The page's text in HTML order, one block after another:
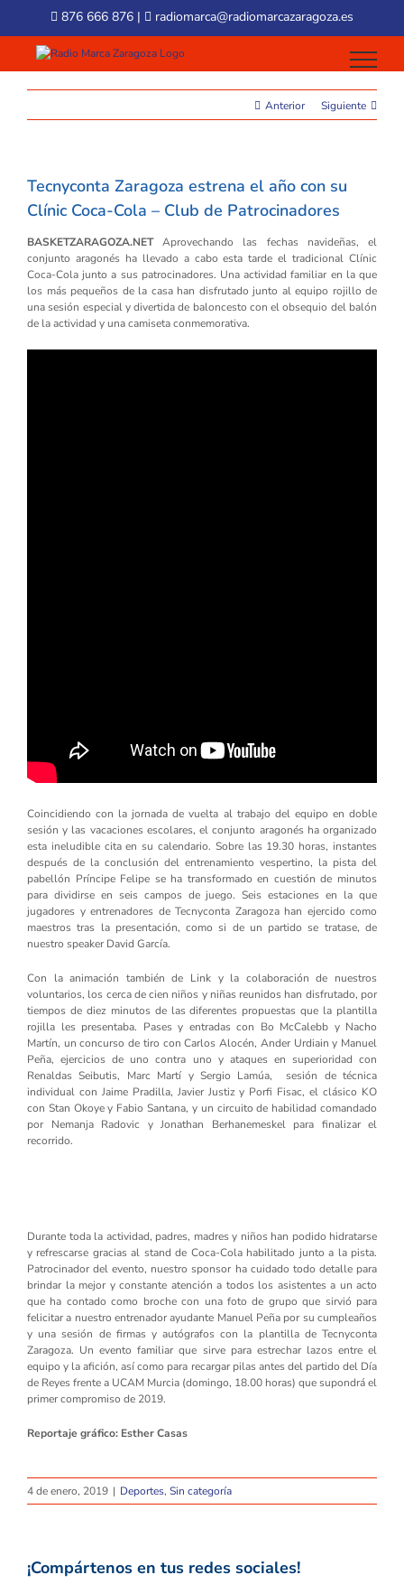
content
876 666 876 | radiomarca@radiomarcazaragoza.es
Anterior Siguiente
Tecnyconta Zaragoza estrena el año con su
Clínic Coca-Cola – Club de Patrocinadores
BASKETZARAGOZA.NETAprovechando las fechas navideñas, el
conjunto aragonés ha llevado a cabo esta tarde el tradicional Clínic
Coca-Cola junto a sus patrocinadores. Una actividad familiar en la que
los más pequeños de la casa han disfrutado junto al equipo rojillo de
una sesión especial y divertida de baloncesto con el obsequio del balón
de la actividad y una camiseta conmemorativa.
Coincidiendo con la jornada de vuelta al trabajo del equipo en doble
sesión y las vacaciones escolares, el conjunto aragonés ha organizado
esta ineludible cita en su calendario. Sobre las 19.30 horas, instantes
después de la conclusión del entrenamiento vespertino, la pista del
pabellón Príncipe Felipe se ha transformado en cuestión de minutos
para dividirse en seis campos de juego. Seis estaciones en la que
jugadores y entrenadores de Tecnyconta Zaragoza han ejercido como
maestros tras la presentación, como si de un partido se tratase, de
nuestro speaker David García.
Con la animación también de Link y la colaboración de nuestros
voluntarios, los cerca de cien niños y niñas reunidos han disfrutado, por
tiempos de diez minutos de las diferentes propuestas que la plantilla
rojilla les presentaba. Pases y entradas con Bo McCalebb y Nacho
Martín, un concurso de tiro con Carlos Alocén, Ander Urdiain y Manuel
Peña, ejercicios de uno contra uno y ataques en superioridad con
Renaldas Seibutis, Marc Martí y Sergio Lamúa, sesión de técnica
individual con Jaime Pradilla, Javier Justiz y Porfi Fisac, el clásico KO
con Stan Okoye y Fabio Santana, y un circuito de habilidad comandado
por Nemanja Radovic y Jonathan Berhanemeskel para finalizar el
recorrido.
Durante toda la actividad, padres, madres y niños han podido hidratarse
y refrescarse gracias al stand de Coca-Cola habilitado junto a la pista.
Patrocinador del evento, nuestro sponsor ha cuidado todo detalle para
brindar la mejor y constante atención a todos los asistentes a un acto
que ha contado como broche con una foto de grupo que sirvió para
felicitar a nuestro entrenador ayudante Manuel Peña por su cumpleaños
y una sesión de firmas y autógrafos con la plantilla de Tecnyconta
Zaragoza. Un evento familiar que sirve para estrechar lazos entre el
equipo y la afición, así como para recargar pilas antes del partido del Día
de Reyes frente a UCAM Murcia (domingo, 18.00 horas) que supondrá el
primer compromiso de 2019.
Reportaje gráfico: Esther Casas
4 de enero, 2019 | Deportes, Sin categoría
¡Compártenos en tus redes sociales!